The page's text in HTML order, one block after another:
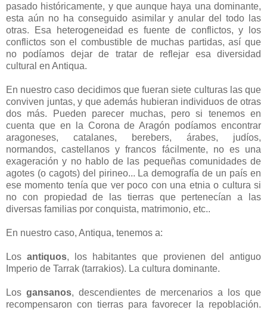
pasado históricamente, y que aunque haya una dominante,
esta aún no ha conseguido asimilar y anular del todo las
otras. Esa heterogeneidad es fuente de conflictos, y los
conflictos son el combustible de muchas partidas, así que
no podíamos dejar de tratar de reflejar esa diversidad
cultural en Antiqua.
En nuestro caso decidimos que fueran siete culturas las que
conviven juntas, y que además hubieran individuos de otras
dos más. Pueden parecer muchas, pero si tenemos en
cuenta que en la Corona de Aragón podíamos encontrar
aragoneses, catalanes, berebers, árabes, judíos,
normandos, castellanos y francos fácilmente, no es una
exageración y no hablo de las pequeñas comunidades de
agotes (o cagots) del pirineo... La demografía de un país en
ese momento tenía que ver poco con una etnia o cultura si
no con propiedad de las tierras que pertenecían a las
diversas familias por conquista, matrimonio, etc..
En nuestro caso, Antiqua, tenemos a:
Los antiquos, los habitantes que provienen del antiguo
Imperio de Tarrak (tarrakios). La cultura dominante.
Los gansanos, descendientes de mercenarios a los que
recompensaron con tierras para favorecer la repoblación.